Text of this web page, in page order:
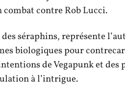
contre Rob Lucci.
séraphins, représente
biologiques pour
de Vegapunk et
à l’intrigue.